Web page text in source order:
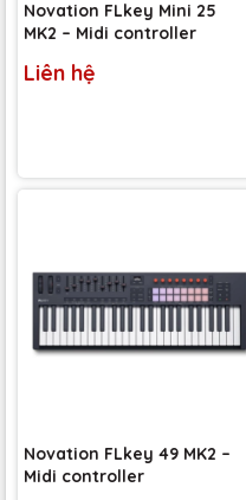
Novation FLkey Mini 25
MK2 – Midi controller
Liên hệ
Novation FLkey 49 MK2 –
Midi controller